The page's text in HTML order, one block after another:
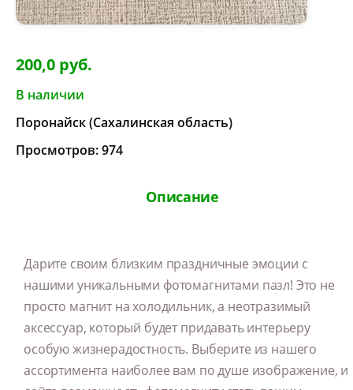
200,0 руб.
В наличии
Поронайск (Сахалинская область)
Просмотров: 974
Описание
Дарите своим близким праздничные эмоции с
нашими уникальными фотомагнитами пазл! Это не
просто магнит на холодильник, а неотразимый
аксессуар, который будет придавать интерьеру
особую жизнерадостность. Выберите из нашего
ассортимента наиболее вам по душе изображение, и